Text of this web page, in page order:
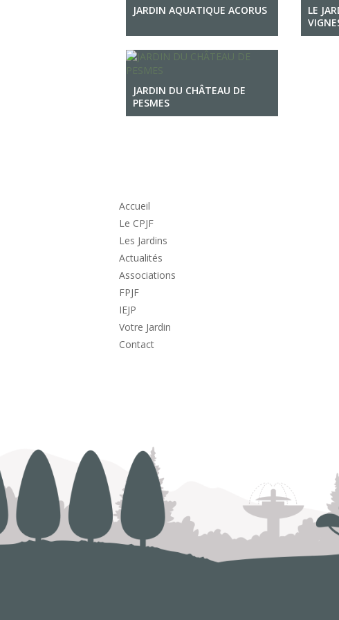
JARDIN AQUATIQUE ACORUS
LE
JARDIN DU CHÂTEAU DE
PESMES
Accueil
Le CPJF
Les Jardins
Actualités
Associations
FPJF
IEJP
Votre Jardin
Contact